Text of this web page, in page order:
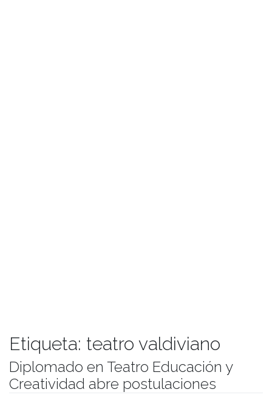
Etiqueta: teatro valdiviano
Diplomado en Teatro Educación y
Creatividad abre postulaciones